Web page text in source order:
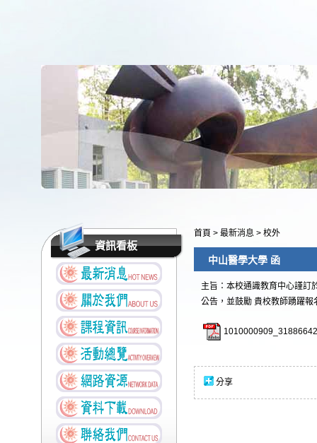
資訊看板
首頁 > 最新消息 > 校外
中山醫學大學 函
主旨：本校通識教育中心謹訂
公告，並鼓勵 貴校教師踴躍報
分享